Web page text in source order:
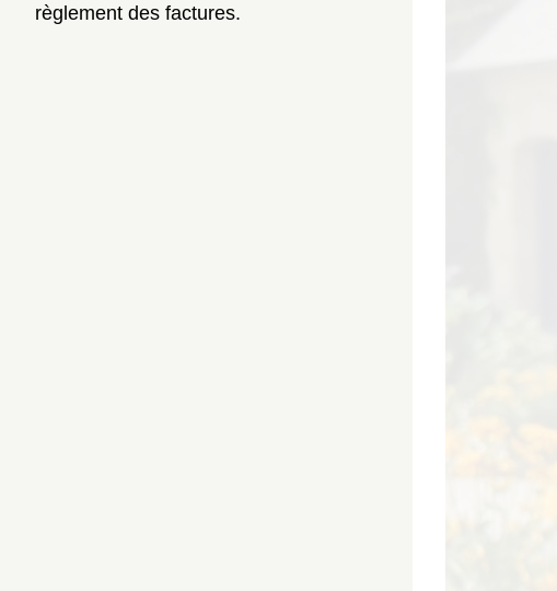
règlement des factures.